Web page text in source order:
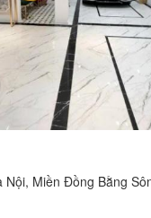
Nội, Miền Đồng Bằng